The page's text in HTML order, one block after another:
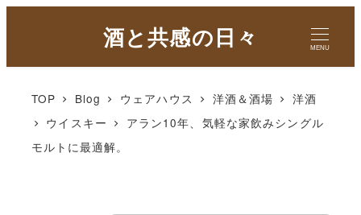
酒と共感の日々 MENU
TOP Blog ウェアハウス 洋酒＆酒場
洋酒
ウイスキー
アラン10年、気軽な家飲みシングル
モルトに最適解。